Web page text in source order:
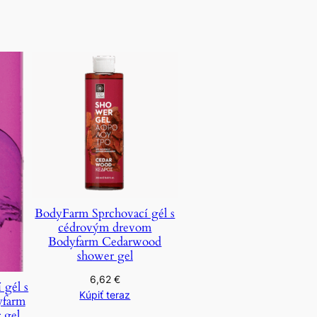
gél s
BodyFarm Sprchovací gél s
cédrovým drevom
Bodyfarm Cedarwood
shower gel
6,62 €
Kúpiť teraz